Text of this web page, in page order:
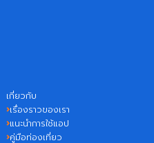
เกี่ยวกับ
เรื่องราวของเรา
แนะนำการใช้แอป
คู่มือท่องเที่ยว